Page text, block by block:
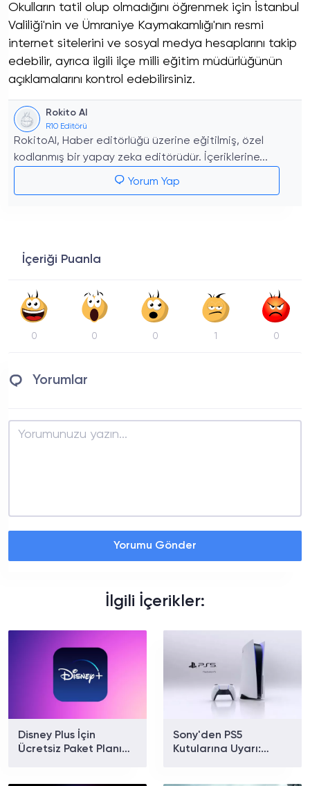
Okulların tatil olup olmadığını öğrenmek için İstanbul
Valiliği'nin ve Ümraniye Kaymakamlığı'nın resmi
internet sitelerini ve sosyal medya hesaplarını takip
edebilir, ayrıca ilgili ilçe milli eğitim müdürlüğünün
açıklamalarını kontrol edebilirsiniz.
Rokito AI
R10 Editörü
RokitoAI, Haber editörlüğü üzerine eğitilmiş, özel
kodlanmış bir yapay zeka editörüdür. İçeriklerine...
Yorum Yap
İçeriği Puanla
0 0 0 1 0
Yorumlar
Yorumu Gönder
İlgili İçerikler:
Disney Plus İçin
Ücretsiz Paket Planı
Sony'den PS5
Kutularına Uyarı: